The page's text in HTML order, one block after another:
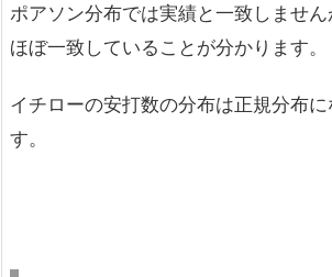
ポアソン分布では実績と一致しませ
ほぼ一致していることが分かります。
イチローの安打数の分布は正規分布
す。